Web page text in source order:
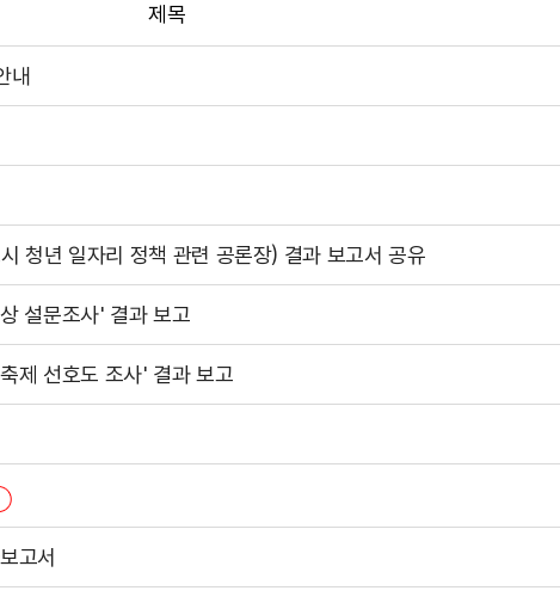
제목
내
청년 일자리 정책 관련 공론장) 결과 보고서 공유
설문조사' 결과 보고
제 선호도 조사' 결과 보고
고서